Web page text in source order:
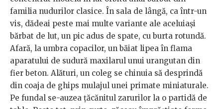
familia nudurilor clasice. În sala de lângă, ca într-un
vis, dădeai peste mai multe variante ale aceluiași
bărbat de lut, un pic adus de spate, cu burta rotundă.
Afară, la umbra copacilor, un băiat lipea în flama
aparatului de sudură maxilarul unui urangutan din
fier beton. Alături, un coleg se chinuia să desprindă
din coaja de ghips mulajul unei primate miniaturale.
Pe fundal se-auzea țăcănitul zarurilor la o partidă de